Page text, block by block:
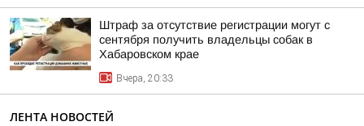
Штраф за отсутствие регистрации могут с
сентября получить владельцы собак в
Хабаровском крае
Вчера, 20:33
ЛЕНТА НОВОСТЕЙ